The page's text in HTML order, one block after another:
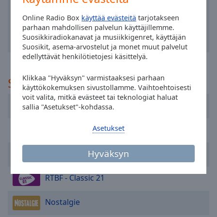
Online Radio Box käyttää evästeitä tarjotakseen
parhaan mahdollisen palvelun käyttäjillemme.
Suosikkiradiokanavat ja musiikkigenret, käyttäjän
Suosikit, asema-arvostelut ja monet muut palvelut
edellyttävät henkilötietojesi käsittelyä.
Klikkaa "Hyväksyn" varmistaaksesi parhaan
käyttökokemuksen sivustollamme. Vaihtoehtoisesti
voit valita, mitkä evästeet tai teknologiat haluat
sallia "Asetukset"-kohdassa.
Hyväksyn
Asetukset
selected
Picture-
Fullscreen
This
dialog
window.
Escape
Suositeltu
Radio Plus
BRUCE - classic rock
RTBF - Classic 21
Nostalgie